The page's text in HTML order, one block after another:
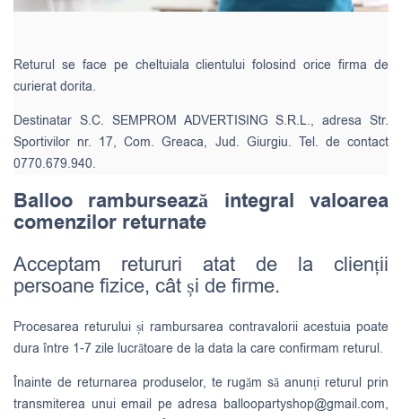
Returul se face pe cheltuiala clientului folosind orice firma de
curierat dorita.
Destinatar S.C. SEMPROM ADVERTISING S.R.L., adresa Str.
Sportivilor nr. 17, Com. Greaca, Jud. Giurgiu. Tel. de contact
0770.679.940.
Balloo rambursează integral valoarea
comenzilor returnate
Acceptam retururi atat de la clienții
persoane fizice, cât și de firme.
Procesarea returului și rambursarea contravalorii acestuia poate
dura între 1-7 zile lucrătoare de la data la care confirmam returul.
Înainte de returnarea produselor, te rugăm să anunți returul prin
transmiterea unui email pe adresa balloopartyshop@gmail.com,